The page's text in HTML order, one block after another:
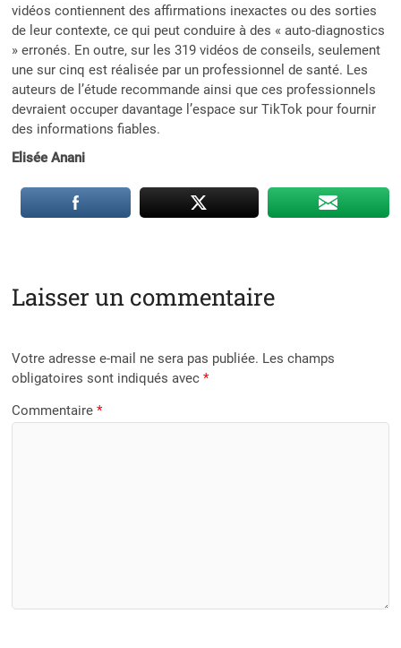
vidéos contiennent des affirmations inexactes ou des sorties
de leur contexte, ce qui peut conduire à des « auto-diagnostics
» erronés. En outre, sur les 319 vidéos de conseils, seulement
une sur cinq est réalisée par un professionnel de santé. Les
auteurs de l’étude recommande ainsi que ces professionnels
devraient occuper davantage l’espace sur TikTok pour fournir
des informations fiables.
Elisée Anani
Laisser un commentaire
Votre adresse e-mail ne sera pas publiée. Les champs
obligatoires sont indiqués avec*
Commentaire*